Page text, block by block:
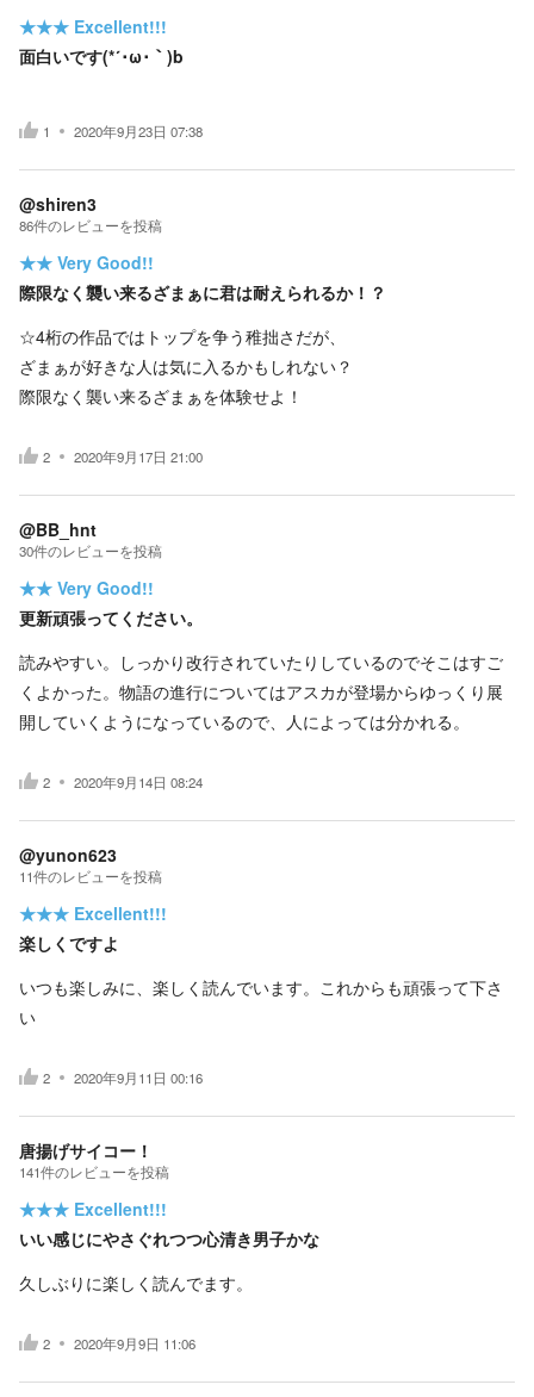
★★★ Excellent!!!
面白いです(*´･ω･｀)b
1 2020年9月23日 07:38
@shiren3
86件のレビューを投稿
★★ Very Good!!
際限なく襲い来るざまぁに君は耐えられるか！？
☆4桁の作品ではトップを争う稚拙さだが、
ざまぁが好きな人は気に入るかもしれない？
際限なく襲い来るざまぁを体験せよ！
2 2020年9月17日 21:00
@BB_hnt
30件のレビューを投稿
★★ Very Good!!
更新頑張ってください。
読みやすい。しっかり改行されていたりしているのでそこはすご
くよかった。物語の進行についてはアスカが登場からゆっくり展
開していくようになっているので、人によっては分かれる。
2 2020年9月14日 08:24
@yunon623
11件のレビューを投稿
★★★ Excellent!!!
楽しくですよ
いつも楽しみに、楽しく読んでいます。これからも頑張って下さ
い
2 2020年9月11日 00:16
唐揚げサイコー！
141件のレビューを投稿
★★★ Excellent!!!
いい感じにやさぐれつつ心清き男子かな
久しぶりに楽しく読んでます。
2 2020年9月9日 11:06